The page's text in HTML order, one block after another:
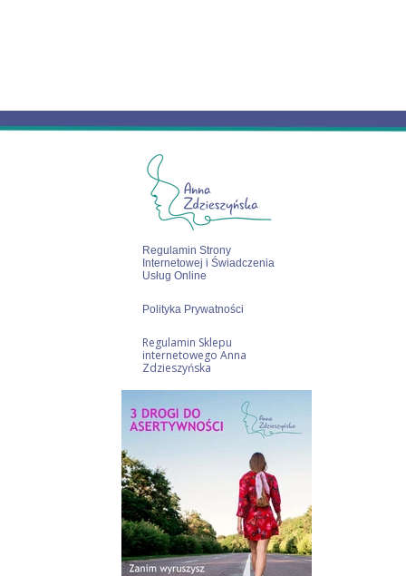
Polityka Prywatności
Regulamin Strony
Internetowej i Świadczenia
Usług Online
Regulamin Sklepu
internetowego Anna
Zdzieszyńska